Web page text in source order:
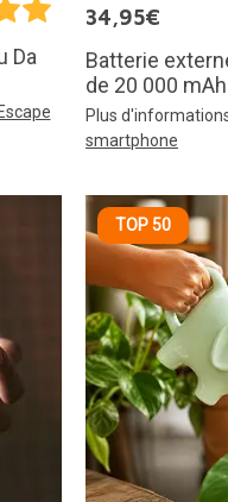
Da
34,95€
Batterie
de 20 000 mAh
Plus
smartphone
TOP 50